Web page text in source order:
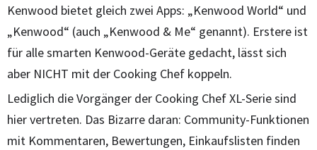
Kenwood bietet gleich zwei Apps: „Kenwood World“ und
„Kenwood“ (auch „Kenwood & Me“ genannt). Erstere ist
für alle smarten Kenwood-Geräte gedacht, lässt sich
aber NICHT mit der Cooking Chef koppeln.
Lediglich die Vorgänger der Cooking Chef XL-Serie sind
hier vertreten. Das Bizarre daran: Community-Funktionen
mit Kommentaren, Bewertungen, Einkaufslisten finden